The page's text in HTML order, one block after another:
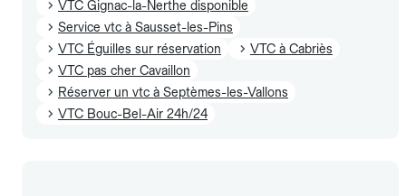
VTC Gignac-la-Nerthe disponible
Service vtc à Sausset-les-Pins
VTC Éguilles sur réservation
VTC à Cabriès
VTC pas cher Cavaillon
Réserver un vtc à Septèmes-les-Vallons
VTC Bouc-Bel-Air 24h/24